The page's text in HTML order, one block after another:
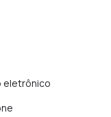
eletrônico